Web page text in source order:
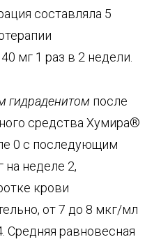
составляла 5
мг 1 раз в 2 недели.
гидраденитом после
средства Хумира®
0 с последующим
неделе 2,
крови
от 7 до 8 мкг/мл
Средняя равновесная